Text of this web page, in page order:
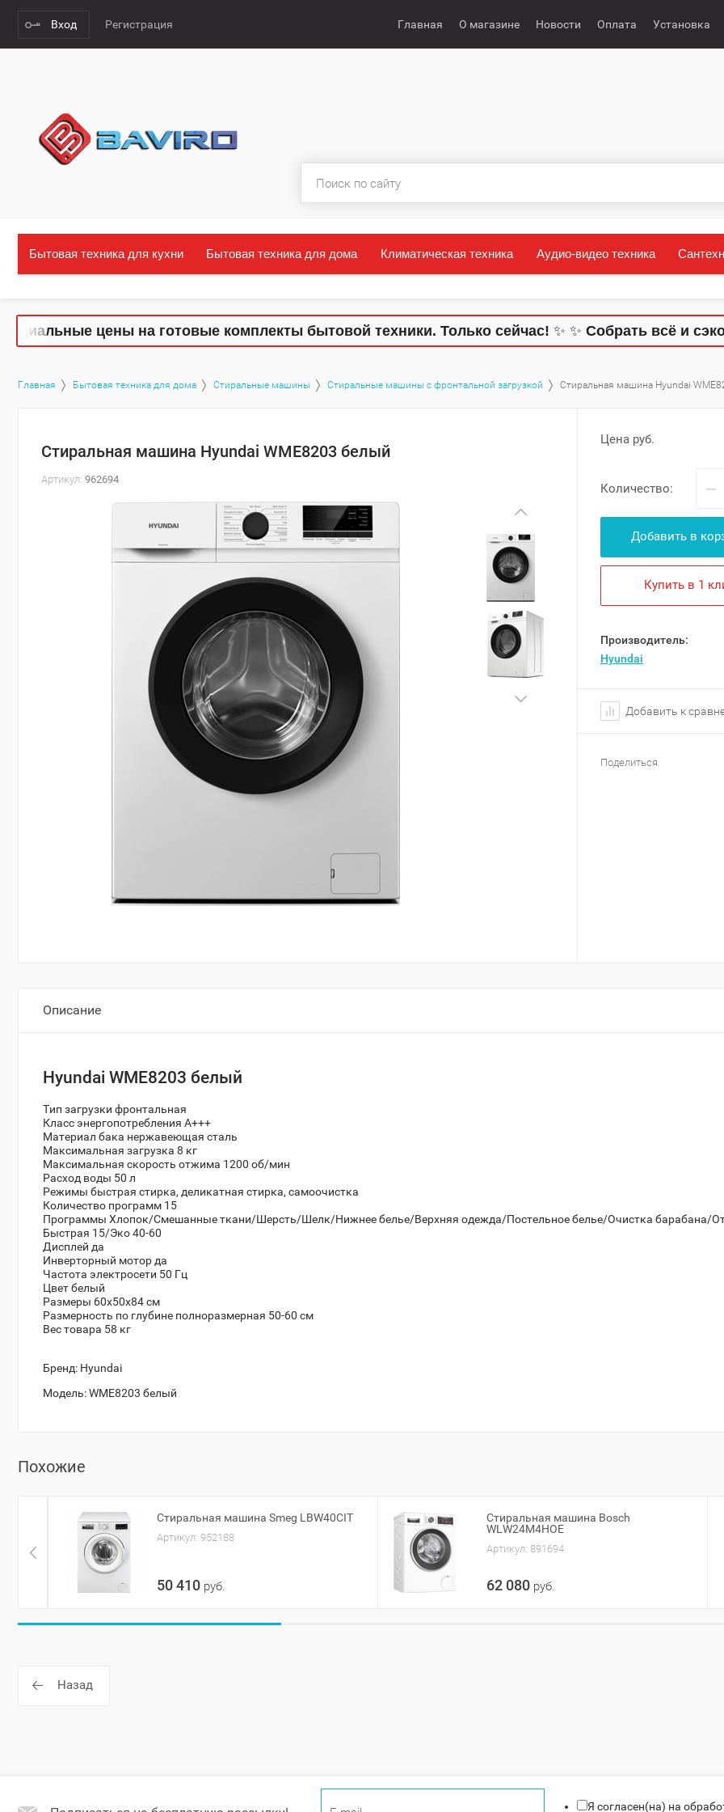
Вход Регистрация Главная О магазине Новости Оплата Установка
Бытовая техника для кухни Бытовая техника для дома Климатическая техника Аудио-видео техника
цены на готовые комплекты бытовой техники. Только сейчас!✨ ✨ Собрать всё и
Главная Бытовая техника для дома Стиральные машины Стиральные машины с фронтальной загрузкой Стиральная машина Hyundai
Стиральная машина Hyundai WME8203 белый
Артикул: 962694
Цена руб.
Количество: −
Добавить в
Купить в 1
Производитель:
Hyundai
Добавить к
Поделиться
Описание
Hyundai WME8203 белый
Тип загрузки фронтальная
Класс энергопотребления A+++
Материал бака нержавеющая сталь
Максимальная загрузка 8 кг
Максимальная скорость отжима 1200 об/мин
Расход воды 50 л
Режимы быстрая стирка, деликатная стирка, самоочистка
Количество программ 15
Программы Хлопок/Смешанные ткани/Шерсть/Шелк/Нижнее белье/Верхняя одежда/Постельное белье/Очистка барабана/
Быстрая 15/Эко 40-60
Дисплей да
Инверторный мотор да
Частота электросети 50 Гц
Цветбелый
Размеры 60x50x84 см
Размерность по глубине полноразмерная 50-60 см
Вес товара 58 кг
Бренд: Hyundai
Модель:WME8203 белый
Похожие
Стиральная машина Smeg LBW40CIT
Артикул: 952188
50 410 руб.
Стиральная машина Bosch
WLW24M4HOE
Артикул: 891694
62 080 руб.
Назад
Я согласен(на) на